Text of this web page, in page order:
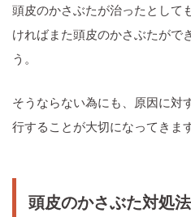
頭皮のかさぶたが治ったとして
ければまた頭皮のかさぶたがで
う。
そうならない為にも、原因に対
行することが大切になってきます
頭皮のかさぶた対処法